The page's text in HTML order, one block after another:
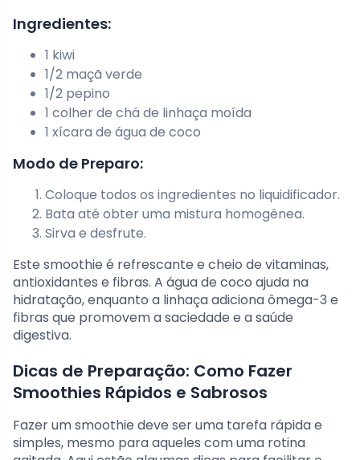
Ingredientes:
1 kiwi
1/2 maçã verde
1/2 pepino
1 colher de chá de linhaça moída
1 xícara de água de coco
Modo de Preparo:
Coloque todos os ingredientes no liquidificador.
Bata até obter uma mistura homogênea.
Sirva e desfrute.
Este smoothie é refrescante e cheio de vitaminas,
antioxidantes e fibras. A água de coco ajuda na
hidratação, enquanto a linhaça adiciona ômega-3 e
fibras que promovem a saciedade e a saúde
digestiva.
Dicas de Preparação: Como Fazer
Smoothies Rápidos e Sabrosos
Fazer um smoothie deve ser uma tarefa rápida e
simples, mesmo para aqueles com uma rotina